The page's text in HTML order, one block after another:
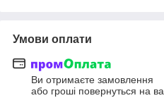
Умови оплати
Ви отримаєте замовлення
або гроші повернуться на